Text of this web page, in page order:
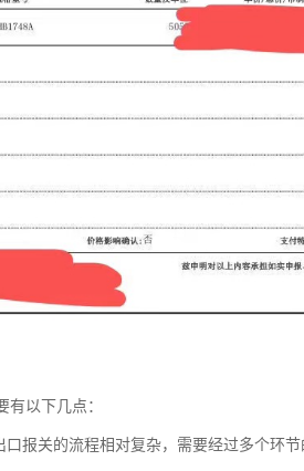
以下几点：
报关的流程相对复杂，需要经过多个环节